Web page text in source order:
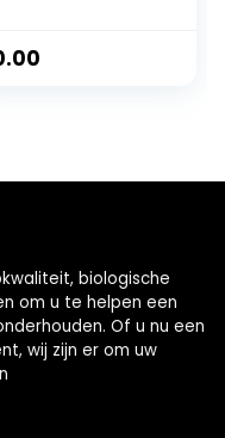
biologische
om u te helpen een
Of u nu een
wij zijn er om uw